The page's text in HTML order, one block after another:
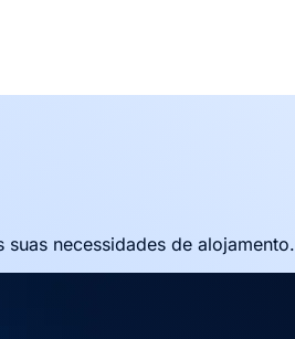
necessidades de alojamento.